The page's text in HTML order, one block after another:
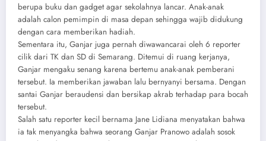
berupa buku dan gadget agar sekolahnya lancar. Anak-anak
adalah calon pemimpin di masa depan sehingga wajib didukung
dengan cara memberikan hadiah.
Sementara itu, Ganjar juga pernah diwawancarai oleh 6 reporter
cilik dari TK dan SD di Semarang. Ditemui di ruang kerjanya,
Ganjar mengaku senang karena bertemu anak-anak pemberani
tersebut. Ia memberikan jawaban lalu bernyanyi bersama. Dengan
santai Ganjar beraudensi dan bersikap akrab terhadap para bocah
tersebut.
Salah satu reporter kecil bernama Jane Lidiana menyatakan bahwa
ia tak menyangka bahwa seorang Ganjar Pranowo adalah sosok